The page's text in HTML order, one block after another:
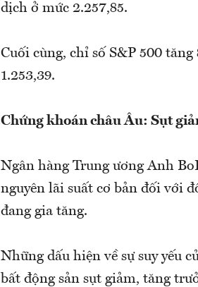
dịch ở mức 2.257,85.
Cuối cùng, chỉ số S&P 500
1.253,39.
Chứng khoán châu Âu: Sụt
Ngân hàng Trung ương Anh
nguyên lãi suất cơ bản đối với
đang gia tăng.
Những dấu hiện về sự suy yếu
bất động sản sụt giảm, tăng